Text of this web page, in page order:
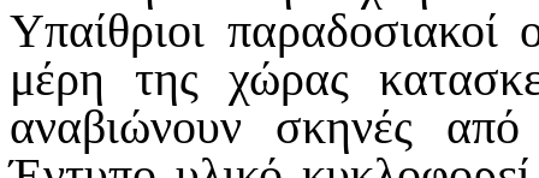
Υπαίθριοι
μέρη της χώρας
αναβιώνουν σκηνές